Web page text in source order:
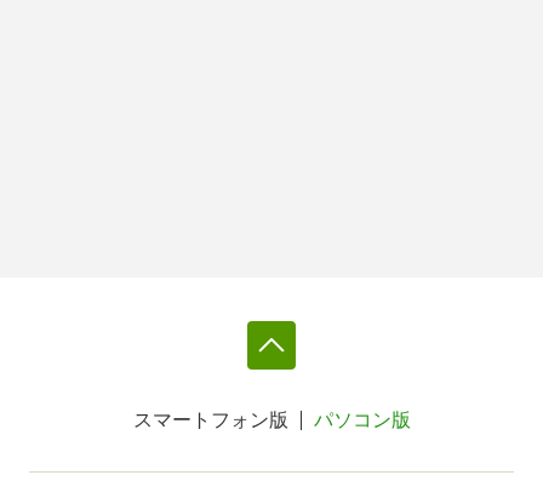
スマートフォン版 パソコン版